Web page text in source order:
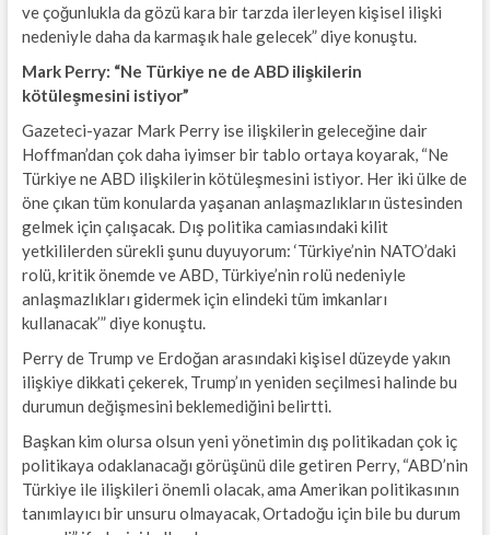
ve çoğunlukla da gözü kara bir tarzda ilerleyen kişisel ilişki
nedeniyle daha da karmaşık hale gelecek” diye konuştu.
Mark Perry: “Ne Türkiye ne de ABD ilişkilerin
kötüleşmesini istiyor”
Gazeteci-yazar Mark Perry ise ilişkilerin geleceğine dair
Hoffman’dan çok daha iyimser bir tablo ortaya koyarak, “Ne
Türkiye ne ABD ilişkilerin kötüleşmesini istiyor. Her iki ülke de
öne çıkan tüm konularda yaşanan anlaşmazlıkların üstesinden
gelmek için çalışacak. Dış politika camiasındaki kilit
yetkililerden sürekli şunu duyuyorum: ‘Türkiye’nin NATO’daki
rolü, kritik önemde ve ABD, Türkiye’nin rolü nedeniyle
anlaşmazlıkları gidermek için elindeki tüm imkanları
kullanacak’” diye konuştu.
Perry de Trump ve Erdoğan arasındaki kişisel düzeyde yakın
ilişkiye dikkati çekerek, Trump’ın yeniden seçilmesi halinde bu
durumun değişmesini beklemediğini belirtti.
Başkan kim olursa olsun yeni yönetimin dış politikadan çok iç
politikaya odaklanacağı görüşünü dile getiren Perry, “ABD’nin
Türkiye ile ilişkileri önemli olacak, ama Amerikan politikasının
tanımlayıcı bir unsuru olmayacak, Ortadoğu için bile bu durum